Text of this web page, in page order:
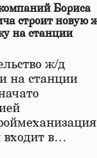
Бориса
строит новую
на станции
ж/д
на станции
входит в…